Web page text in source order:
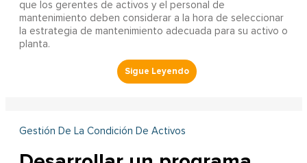
que los gerentes de activos y el personal de
mantenimiento deben considerar a la hora de seleccionar
la estrategia de mantenimiento adecuada para su activo o
planta.
Gestión De La Condición De Activos